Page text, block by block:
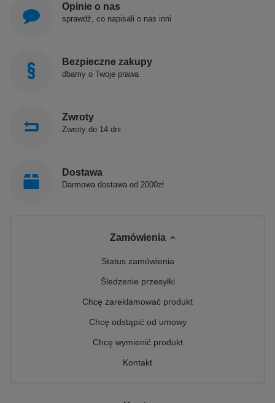
Opinie o nas
sprawdź, co napisali o nas inni
Bezpieczne zakupy
dbamy o Twoje prawa
Zwroty
Zwroty do 14 dni
Dostawa
Darmowa dostawa od 2000zł
Zamówienia
Status zamówienia
Śledzenie przesyłki
Chcę zareklamować produkt
Chcę odstąpić od umowy
Chcę wymienić produkt
Kontakt